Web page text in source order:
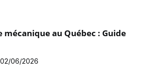
mécanique au Québec : Guide
06/2026